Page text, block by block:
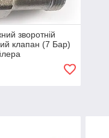
зворотній
клапан (7 Бар)